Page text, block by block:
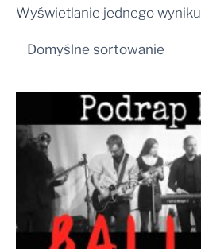
Wyświetlanie jednego wyniku